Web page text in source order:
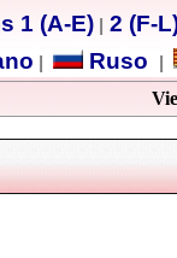
1 (A-E) 2 (F-
Ruso